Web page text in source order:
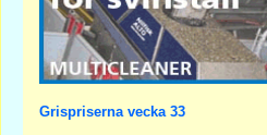
Grispriserna vecka 33